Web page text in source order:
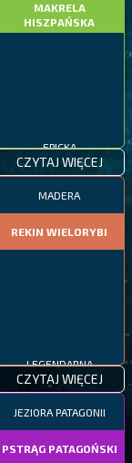
MAKRELA
HISZPAŃSKA
CZYTAJ WIĘCEJ
MADERA
REKIN WIELORYBI
CZYTAJ WIĘCEJ
JEZIORA PATAGONII
PSTRĄG PATAGOŃSKI